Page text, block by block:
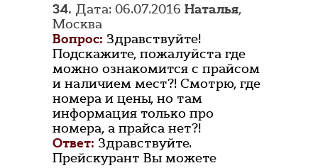
34. Дата: 06.07.2016 Наталья,
Москва
Вопрос: Здравствуйте!
Подскажите, пожалуйста где
можно ознакомится с прайсом
и наличием мест?! Смотрю, где
номера и цены, но там
информация только про
номера, а прайса нет?!
Ответ: Здравствуйте.
Прейскурант Вы можете